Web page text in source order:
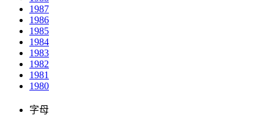
1987
1986
1985
1984
1983
1982
1981
1980
字母